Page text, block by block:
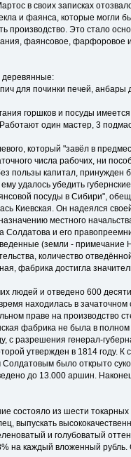
в своих записках
и фаянса, которые могли
Это стало
фаянсовое, фар­форовое
деревянные:
для починки печей, анбары
горшков и посуды
один мастер, 3
который "завёл в
числа рабочих, ни
пользы капитал,
удалось убедить
посуды в Сибири",
Киевская. Он надеялся
местного
и его
(земли -
количество
фабрика достигла
людей и отведено 600
находилась в
праве на производство
фабрика не была в
с разрешения генерал-
утвержден в 1814 году.
было открыто
до 13.000 аршин.
состояло из шести токарных
выпускать
и голубоватый
на каждый вложенный